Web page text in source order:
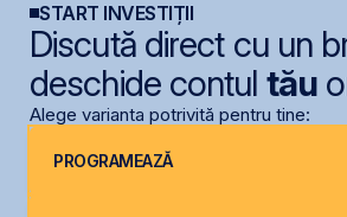
START INVESTIȚII
Discută direct cu un
deschide contul tău
Alege varianta potrivită pentru tine:
PROGRAMEAZĂ